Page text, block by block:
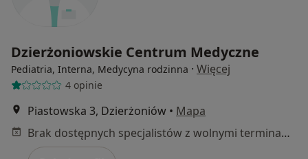
Dzierżoniowskie Centrum Medyczne
Pediatria, Interna, Medycyna rodzinna · Więcej
4 opinie
Piastowska 3, Dzierżoniów • Mapa
Brak dostępnych specjalistów z wolnymi terminami w tym centrum medycznym.